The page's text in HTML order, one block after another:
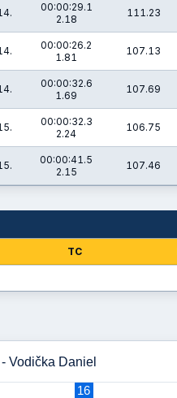
00:00:29.1
2.18
111.23
00:00:26.2
1.81
107.13
00:00:32.6
1.69
107.69
00:00:32.3
2.24
106.75
00:00:41.5
2.15
107.46
TC
Vodička Daniel
16